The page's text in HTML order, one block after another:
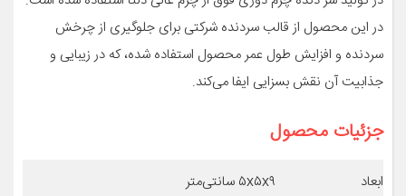
در این محصول از قالب سردنده شرکتی برای جلوگیری از چرخش
سردنده و افزایش طول عمر محصول استفاده شده، که در زیبایی و
جذابیت آن نقش بسزایی ایفا می‌کند.
جزئیات محصول
ابعاد ۵x۵x۹ سانتی‌متر